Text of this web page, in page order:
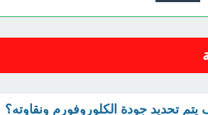
يتم تحديد جودة الكلوروفورم ونقاوته؟